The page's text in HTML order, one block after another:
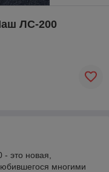
ЛС-200
это новая,
многими